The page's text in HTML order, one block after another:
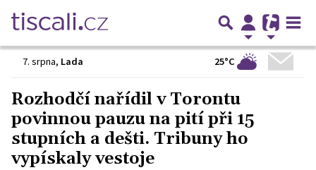
7. srpna, Lada 25°C
Rozhodčí nařídil v Torontu
povinnou pauzu na pití při 15
stupních a dešti. Tribuny ho
vypískaly vestoje